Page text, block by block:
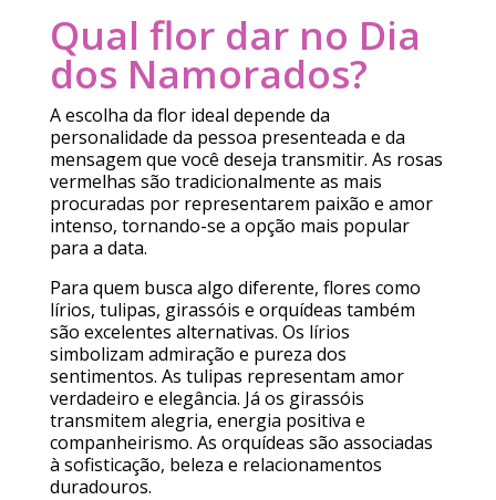
Qual flor dar no Dia
dos Namorados?
A escolha da flor ideal depende da
personalidade da pessoa presenteada e da
mensagem que você deseja transmitir. As rosas
vermelhas são tradicionalmente as mais
procuradas por representarem paixão e amor
intenso, tornando-se a opção mais popular
para a data.
Para quem busca algo diferente, flores como
lírios, tulipas, girassóis e orquídeas também
são excelentes alternativas. Os lírios
simbolizam admiração e pureza dos
sentimentos. As tulipas representam amor
verdadeiro e elegância. Já os girassóis
transmitem alegria, energia positiva e
companheirismo. As orquídeas são associadas
à sofisticação, beleza e relacionamentos
duradouros.